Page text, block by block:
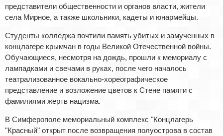
представители общественности и органов власти, жители
села Мирное, а также школьники, кадеты и юнармейцы.
Студенты колледжа почтили память убитых и замученных в
концлагере крымчан в годы Великой Отечественной войны.
Обучающиеся, несмотря на дождь, прошли к мемориалу с
лампадками и свечами в руках, после чего началось
театрализованное вокально-хореографическое
представление и возложение цветов к Стене памяти с
фамилиями жертв нацизма.
В Симферополе мемориальный комплекс "Концлагерь
"Красный" открыт после возвращения полуострова в состав